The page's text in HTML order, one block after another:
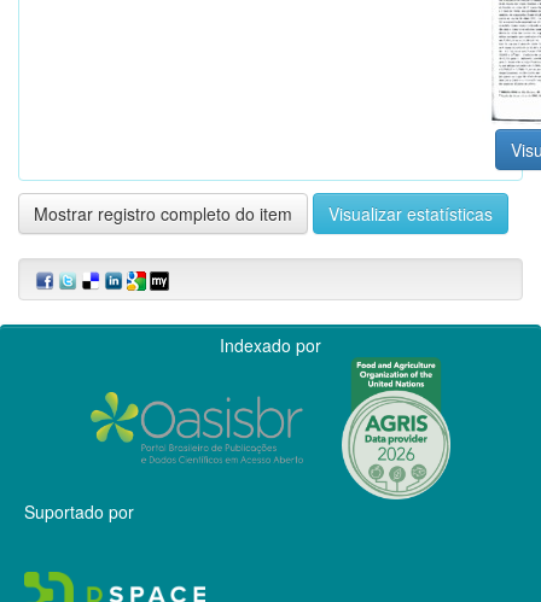
Mostrar registro completo do item Visualizar estatísticas
Indexado por
Suportado por